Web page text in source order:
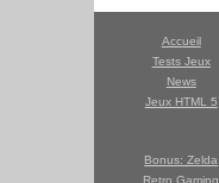
Accueil
Tests Jeux
News
Jeux HTML 5
Bonus: Zelda
Retro Gaming